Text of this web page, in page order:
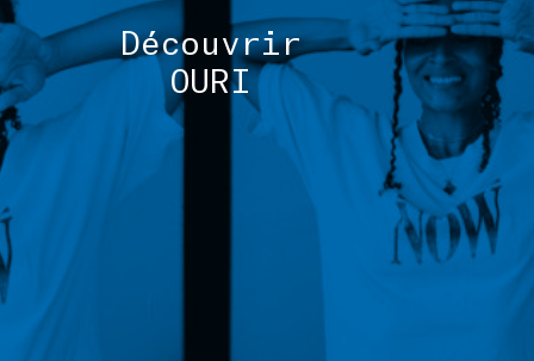
Découvrir
OURI